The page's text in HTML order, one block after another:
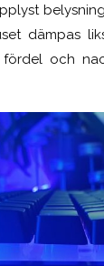
dämpas
och